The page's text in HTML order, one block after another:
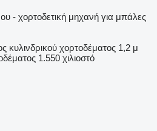
- χορτοδετική μηχανή για μπάλες
κυλινδρικού χορτοδέματος 1,2 μ
1.550 χιλιοστό